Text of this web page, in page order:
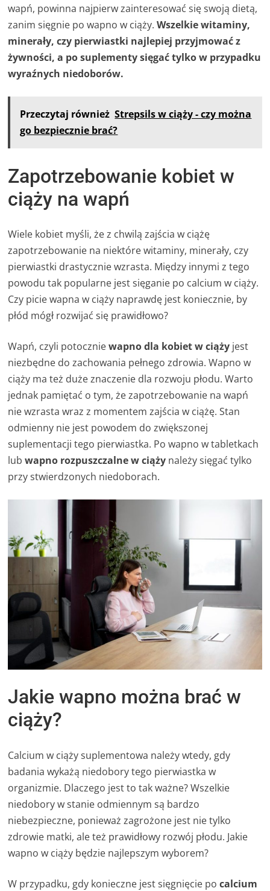
wapń, powinna najpierw zainteresować się swoją dietą,
zanim sięgnie po wapno w ciąży.Wszelkie witaminy,
minerały, czy pierwiastki najlepiej przyjmować z
żywności, a po suplementy sięgać tylko w przypadku
wyraźnych niedoborów.
Przeczytaj również Strepsils w ciąży - czy można
go bezpiecznie brać?
Zapotrzebowanie kobiet w
ciąży na wapń
Wiele kobiet myśli, że z chwilą zajścia w ciążę
zapotrzebowanie na niektóre witaminy, minerały, czy
pierwiastki drastycznie wzrasta. Między innymi z tego
powodu tak popularne jest sięganie po calcium w ciąży.
Czy picie wapna w ciąży naprawdę jest koniecznie, by
płód mógł rozwijać się prawidłowo?
Wapń, czyli potoczniewapno dla kobiet w ciąży jest
niezbędne do zachowania pełnego zdrowia. Wapno w
ciąży ma też duże znaczenie dla rozwoju płodu. Warto
jednak pamiętać o tym, że zapotrzebowanie na wapń
nie wzrasta wraz z momentem zajścia w ciążę. Stan
odmienny nie jest powodem do zwiększonej
suplementacji tego pierwiastka. Po wapno w tabletkach
lubwapno rozpuszczalne w ciąży należy sięgać tylko
przy stwierdzonych niedoborach.
Jakie wapno można brać w
ciąży?
Calcium w ciąży suplementowa należy wtedy, gdy
badania wykażą niedobory tego pierwiastka w
organizmie. Dlaczego jest to tak ważne? Wszelkie
niedobory w stanie odmiennym są bardzo
niebezpieczne, ponieważ zagrożone jest nie tylko
zdrowie matki, ale też prawidłowy rozwój płodu. Jakie
wapno w ciąży będzie najlepszym wyborem?
W przypadku, gdy konieczne jest sięgnięcie pocalcium